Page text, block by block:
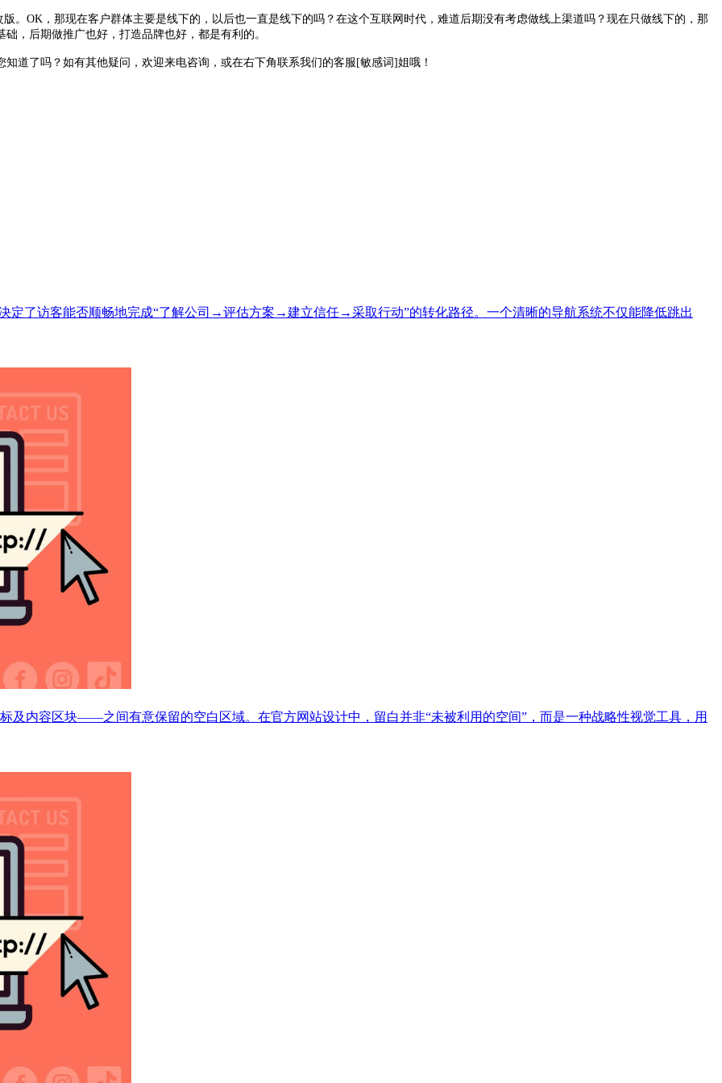
。 OK ，那现在客户群体主要是线下的，以后也一直是线下的吗？在这个互联网时代，难道后期没有考虑做线上渠道吗？现在只做线下的，那
，后期做推广也好，打造品牌也好，都是有利的。
道了吗？如有其他疑问，欢迎来电咨询，或在右下角联系我们的客服[敏感词]姐哦！
定了访客能否顺畅地完成“了解公司→评估方案→建立信任→采取行动”的转化路径。一个清晰的导航系统不仅能降低跳出
内容区块——之间有意保留的空白区域。在官方网站设计中，留白并非“未被利用的空间”，而是一种战略性视觉工具，用